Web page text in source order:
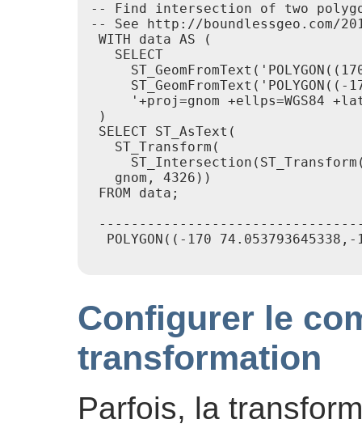
-- Find intersection of two
-- See http://boundlessgeo.com/
WITH data AS (
   SELECT
ST_GeomFromText('POLYGON((-
'+proj=gnom +ellps=WGS84
)
SELECT ST_AsText(
   ST_Transform(
   gnom, 4326))
FROM data;
POLYGON((-170
Configurer le
transformation
Parfois, la